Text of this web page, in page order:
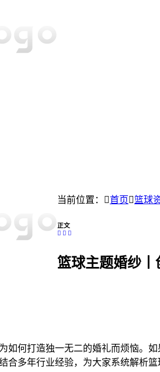
当前位置： 首页 篮球
正文
篮球主题婚纱
如何打造独一无二的婚礼而烦恼。
多年行业经验，为大家系统解析